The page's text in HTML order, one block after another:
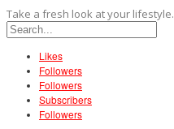
Take a fresh look at your lifestyle.
Likes
Followers
Followers
Subscribers
Followers